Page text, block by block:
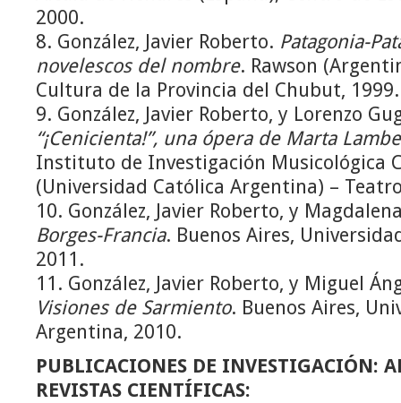
2000.
8. González, Javier Roberto. Patagonia-
novelescos del nombre. Rawson
Cultura de la Provincia del Chubut, 1999.
9. González, Javier Roberto, y Lorenzo
“¡Cenicienta!”, una ópera de Marta
Instituto de Investigación Musicológica
(Universidad Católica Argentina) –
10. González, Javier Roberto, y
Borges-Francia. Buenos Aires,
2011.
11. González, Javier Roberto, y Miguel
Visiones de Sarmiento. Buenos Aires,
Argentina, 2010.
PUBLICACIONES DE INVESTIGACIÓN:
REVISTAS CIENTÍFICAS: